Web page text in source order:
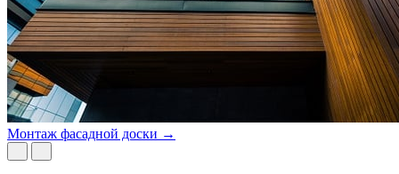
Монтаж фасадной доски →